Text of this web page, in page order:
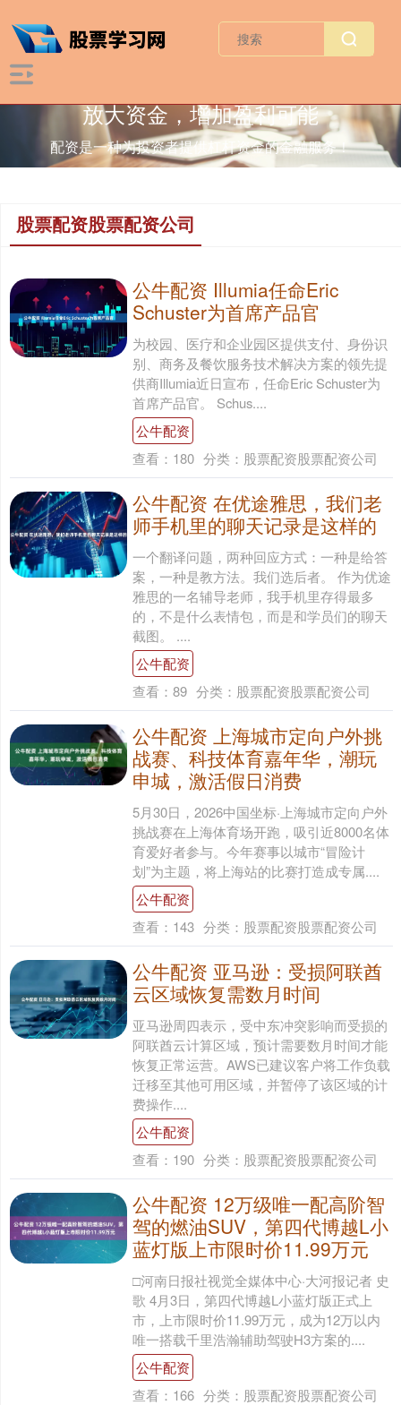
放大资金，增加盈利可能
配资是一种为投资者提供杠杆资金的金融服务！
股票配资股票配资公司
公牛配资 Illumia任命Eric
Schuster为首席产品官
为校园、医疗和企业园区提供支付、身份识
别、商务及餐饮服务技术解决方案的领先提
供商Illumia近日宣布，任命Eric Schuster为
首席产品官。 Schus....
公牛配资
查看： 180 分类： 股票配资股票配资公司
公牛配资 在优途雅思，我们老
师手机里的聊天记录是这样的
一个翻译问题，两种回应方式：一种是给答
案，一种是教方法。我们选后者。 作为优途
雅思的一名辅导老师，我手机里存得最多
的，不是什么表情包，而是和学员们的聊天
截图。 ....
公牛配资
查看： 89 分类： 股票配资股票配资公司
公牛配资 上海城市定向户外挑
战赛、科技体育嘉年华，潮玩
申城，激活假日消费
5月30日，2026中国坐标·上海城市定向户外
挑战赛在上海体育场开跑，吸引近8000名体
育爱好者参与。今年赛事以城市“冒险计
划”为主题，将上海站的比赛打造成专属....
公牛配资
查看： 143 分类： 股票配资股票配资公司
公牛配资 亚马逊：受损阿联酋
云区域恢复需数月时间
亚马逊周四表示，受中东冲突影响而受损的
阿联酋云计算区域，预计需要数月时间才能
恢复正常运营。AWS已建议客户将工作负载
迁移至其他可用区域，并暂停了该区域的计
费操作....
公牛配资
查看： 190 分类： 股票配资股票配资公司
公牛配资 12万级唯一配高阶智
驾的燃油SUV，第四代博越L小
蓝灯版上市限时价11.99万元
□河南日报社视觉全媒体中心·大河报记者 史
歌 4月3日，第四代博越L小蓝灯版正式上
市，上市限时价11.99万元，成为12万以内
唯一搭载千里浩瀚辅助驾驶H3方案的....
公牛配资
查看： 166 分类： 股票配资股票配资公司